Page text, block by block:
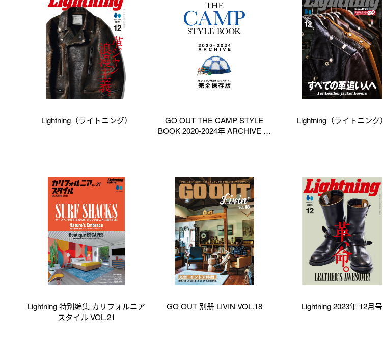
Lightning（ライトニング）
GO OUT THE CAMP STYLE
BOOK 2020-2024年 ARCHIVE 特
Lightning（ライトニング）
Lightning 特别编集 カリフォルニア
スタイル VOL.21
GO OUT 别册 LIVIN VOL.18 Lightning 2023年 12月号